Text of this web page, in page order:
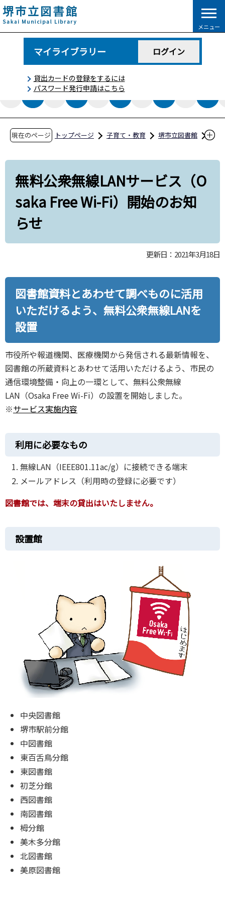
こ
の
ペ
で
メニュー
マイライブラリー ログイン
貸出カードの登録をするには
パスワード発行申請はこちら
現在のページ トップページ 子育て・教育
堺市立図書館
i）開始のお知らせ
無料公衆無線LANサービス（O
saka Free Wi-Fi）開始のお知
らせ
更新日：2021年3月18日
図書館資料とあわせて調べものに活用
いただけるよう、無料公衆無線LANを
設置
市役所や報道機関、医療機関から発信される最新情報を、
図書館の所蔵資料とあわせて活用いただけるよう、市民の
通信環境整備・向上の一環として、無料公衆無線
LAN（Osaka Free Wi-Fi）の設置を開始しました。
※サービス実施内容
利用に必要なもの
無線LAN（IEEE801.11ac/g）に接続できる端末
メールアドレス（利用時の登録に必要です）
図書館では、端末の貸出はいたしません。
設置館
中央図書館
堺市駅前分館
中図書館
東百舌鳥分館
東図書館
初芝分館
西図書館
南図書館
栂分館
美木多分館
北図書館
美原図書館